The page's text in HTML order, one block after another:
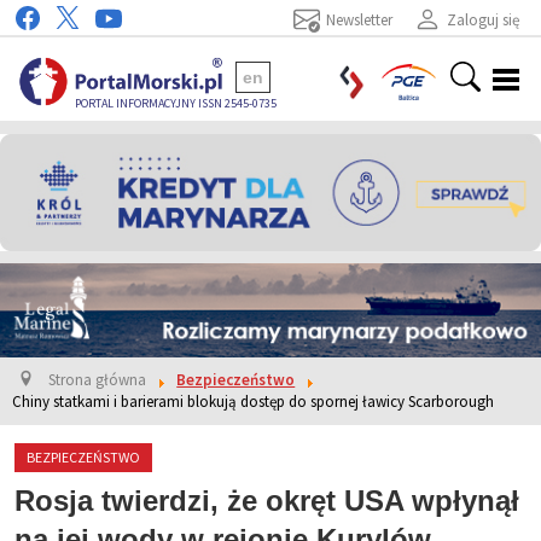
Zaloguj się
Newsletter
PORTAL INFORMACYJNY ISSN 2545-0735
en
Strona główna
Bezpieczeństwo
Chiny statkami i barierami blokują dostęp do spornej ławicy Scarborough
BEZPIECZEŃSTWO
Rosja twierdzi, że okręt USA wpłynął